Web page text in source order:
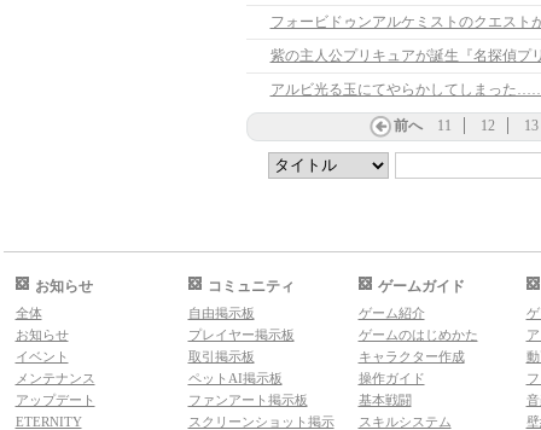
紫の主人公プリキュアが誕生『名探偵プ
アルビ光る玉にてやらかしてしまった
前へ 11 12 13
お知らせ
全体
お知らせ
イベント
メンテナンス
アップデート
ETERNITY
コミュニティ
自由掲示板
プレイヤー掲示板
取引掲示板
ペットAI掲示板
ファンアート掲示板
スクリーンショット掲示
ゲームガイド
ゲーム紹介
ゲームのはじめかた
キャラクター作成
操作ガイド
基本戦闘
スキルシステム